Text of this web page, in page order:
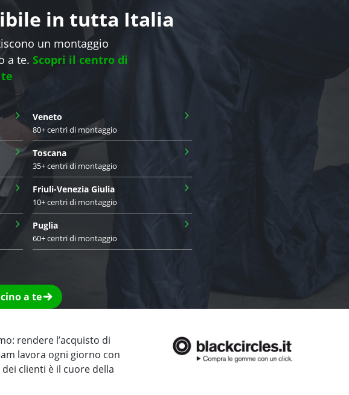
in tutta Italia
un montaggio
a te. Scopri il centro di
› Veneto
80+ centri di montaggio
›
› Toscana
35+ centri di montaggio
›
› Friuli-Venezia Giulia
10+ centri di montaggio
›
› Puglia
60+ centri di montaggio
›
a te
rendere l’acquisto di
lavora ogni giorno con
clienti è il cuore della